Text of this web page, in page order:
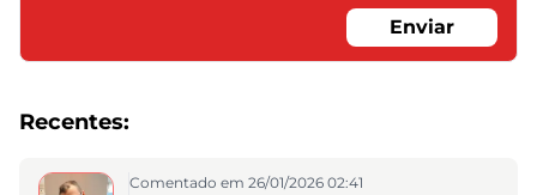
Enviar
Recentes:
Comentado em 26/01/2026 02:41